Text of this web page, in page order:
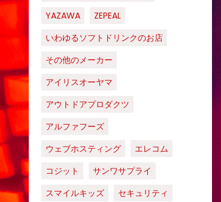
YAZAWA
ZEPEAL
いわゆるソフトドリンクのお店
その他のメーカー
アイリスオーヤマ
アウトドアプロダクツ
アルファフーズ
ウェブホスティング
エレコム
コジット
サンワサプライ
スマイルキッズ
セキュリティ